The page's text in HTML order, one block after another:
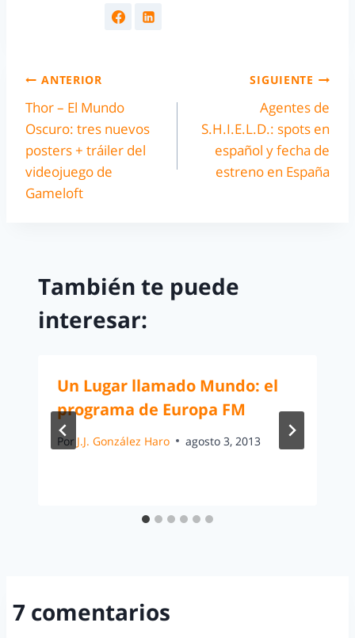
ANTERIOR
Thor – El Mundo
Oscuro: tres nuevos
posters + tráiler del
videojuego de
Gameloft
SIGUIENTE
Agentes de
S.H.I.E.L.D.: spots en
español y fecha de
estreno en España
También te puede
interesar:
Un Lugar llamado Mundo: el
programa de Europa FM
Por J.J. González Haro agosto 3, 2013
7 comentarios